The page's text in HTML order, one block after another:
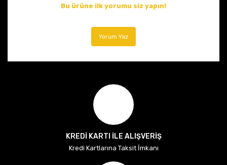
Bu ürüne ilk yorumu siz yapın!
Yorum Yaz
KREDİ KARTI İLE ALIŞVERİŞ
Kredi Kartlarına Taksit İmkanı